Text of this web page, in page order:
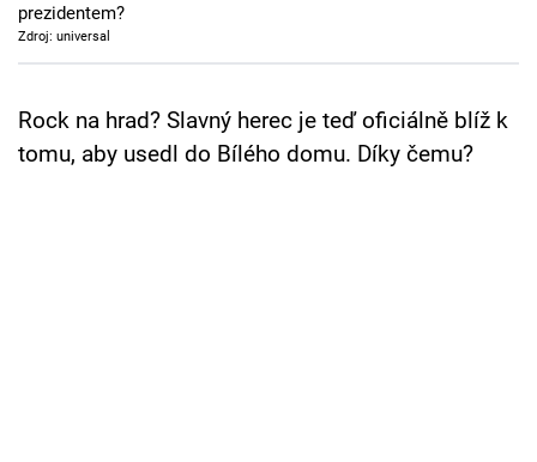
TV Program
Přihlášení
prezidentem?
Zdroj: universal
Rock na hrad? Slavný herec je teď oficiálně blíž k
tomu, aby usedl do Bílého domu. Díky čemu?